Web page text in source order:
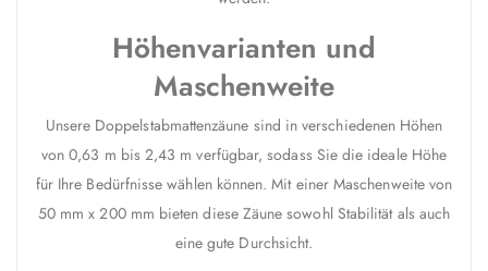
Höhenvarianten und
Maschenweite
Unsere Doppelstabmattenzäune sind in verschiedenen Höhen
von 0,63 m bis 2,43 m verfügbar, sodass Sie die ideale Höhe
für Ihre Bedürfnisse wählen können. Mit einer Maschenweite von
50 mm x 200 mm bieten diese Zäune sowohl Stabilität als auch
eine gute Durchsicht.